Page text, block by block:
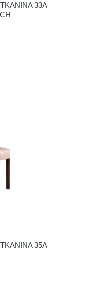
33A
35A